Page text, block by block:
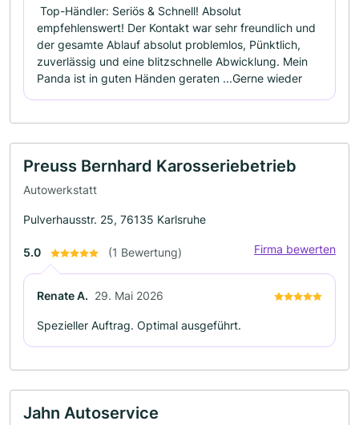
​ Top-Händler: Seriös & Schnell! Absolut
empfehlenswert! Der Kontakt war sehr freundlich und
der gesamte Ablauf absolut problemlos, Pünktlich,
zuverlässig und eine blitzschnelle Abwicklung. Mein
Panda ist in guten Händen geraten ...Gerne wieder
Preuss Bernhard Karosseriebetrieb
Autowerkstatt
Pulverhausstr. 25, 76135 Karlsruhe
5.0 (1 Bewertung) Firma bewerten
Renate A. 29. Mai 2026
Spezieller Auftrag. Optimal ausgeführt.
Jahn Autoservice